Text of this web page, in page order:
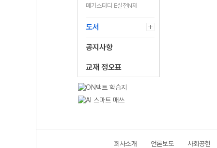
메가스터디 E실전N제
도서
공지사항
교재 정오표
회사소개 언론보도 사회공헌